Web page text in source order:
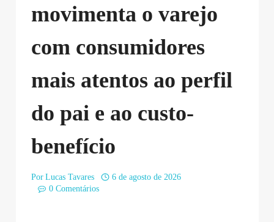
movimenta o varejo
com consumidores
mais atentos ao perfil
do pai e ao custo-
benefício
Por Lucas Tavares
6 de agosto de 2026
0 Comentários